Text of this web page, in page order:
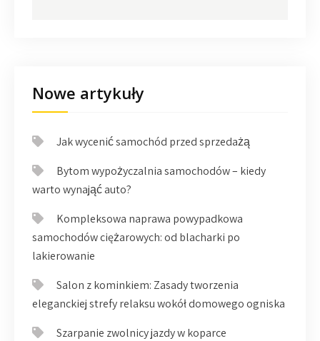
Nowe artykuły
Jak wycenić samochód przed sprzedażą
Bytom wypożyczalnia samochodów – kiedy
warto wynająć auto?
Kompleksowa naprawa powypadkowa
samochodów ciężarowych: od blacharki po
lakierowanie
Salon z kominkiem: Zasady tworzenia
eleganckiej strefy relaksu wokół domowego ogniska
Szarpanie zwolnicy jazdy w koparce